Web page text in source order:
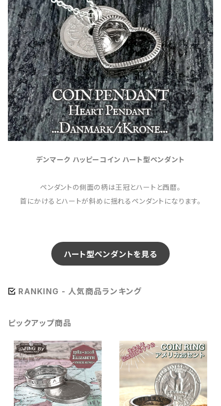
デンマーク ハッピーコイン ハート型ペンダント
ペンダントの側面の柄は王冠とハートと西暦。
首にかけるとハートが斜めに揺れるペンダントになります。
ハート型ペンダントを見る
RANKING - 人気商品ランキング
ピックアップ商品